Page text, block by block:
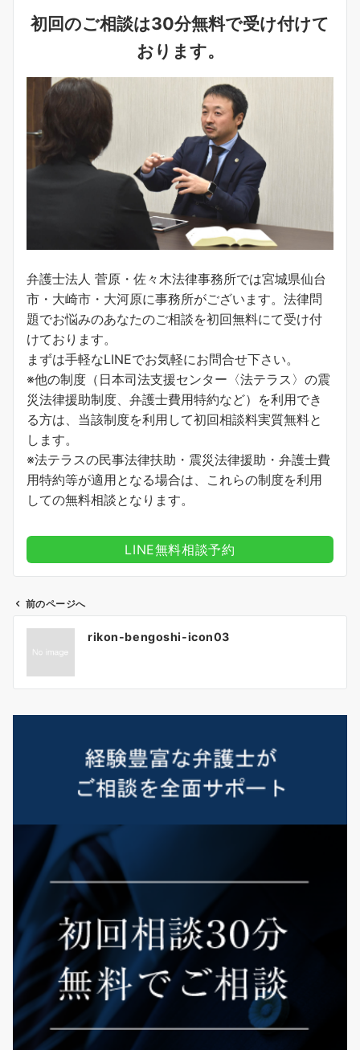
初回のご相談は30分無料で受け付けて
おります。
弁護士法人 菅原・佐々木法律事務所では宮城県仙台
市・大崎市・大河原に事務所がございます。法律問
題でお悩みのあなたのご相談を初回無料にて受け付
けております。
まずは手軽なLINEでお気軽にお問合せ下さい。
※他の制度（日本司法支援センター〈法テラス〉の震
災法律援助制度、弁護士費用特約など）を利用でき
る方は、当該制度を利用して初回相談料実質無料と
します。
※法テラスの民事法律扶助・震災法律援助・弁護士費
用特約等が適用となる場合は、これらの制度を利用
しての無料相談となります。
LINE無料相談予約
ビ
前のページへ
rikon-bengoshi-icon03